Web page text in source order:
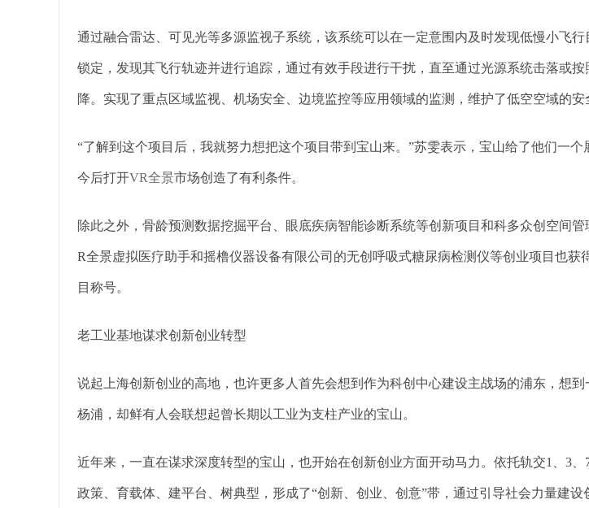
通过融合雷达、可见光等多源监视子系统，该系统可以在一定意围内及时发现低慢小飞行
锁定，发现其飞行轨迹并进行追踪，通过有效手段进行干扰，直至通过光源系统击落或按
降。实现了重点区域监视、机场安全、边境监控等应用领域的监测，维护了低空空域的安
“了解到这个项目后，我就努力想把这个项目带到宝山来。”苏雯表示，宝山给了他们一个
今后打开VR全景市场创造了有利条件。
除此之外，骨龄预测数据挖掘平台、眼底疾病智能诊断系统等创新项目和科多众创空间
R全景虚拟医疗助手和摇橹仪器设备有限公司的无创呼吸式糖尿病检测仪等创业项目也获
目称号。
老工业基地谋求创新创业转型
说起上海创新创业的高地，也许更多人首先会想到作为科创中心建设主战场的浦东，想到
杨浦，却鲜有人会联想起曾长期以工业为支柱产业的宝山。
近年来，一直在谋求深度转型的宝山，也开始在创新创业方面开动马力。依托轨交1、3、
政策、育载体、建平台、树典型，形成了“创新、创业、创意”带，通过引导社会力量建设